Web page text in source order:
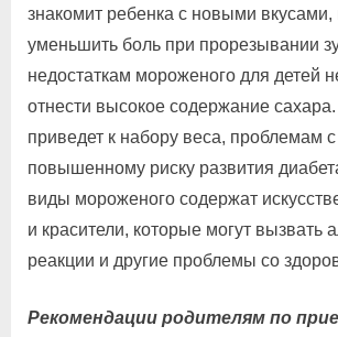
знакомит ребенка с новыми вкусами,
уменьшить боль при прорезывании
недостаткам мороженого для детей
отнести высокое содержание
приведет к набору веса, проблемам
повышенному риску развития
виды мороженого содержат
и красители, которые могут вызвать
реакции и другие проблемы со
Рекомендации родителям по